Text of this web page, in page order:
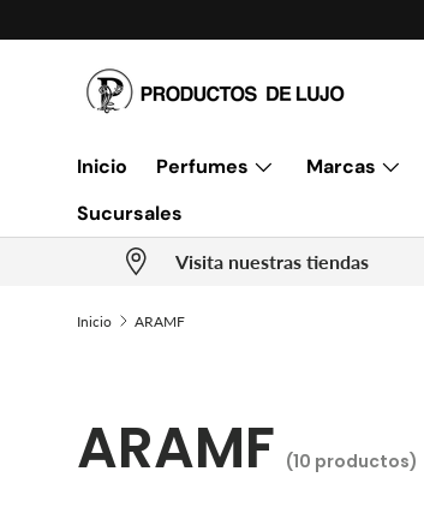
Ir al contenido
Inicio Perfumes Marcas
Sucursales
Visita nuestras tiendas
Inicio ARAMF
ARAMF (10 productos)